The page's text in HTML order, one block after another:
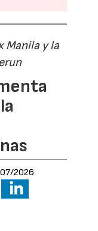
Manila y la
2026